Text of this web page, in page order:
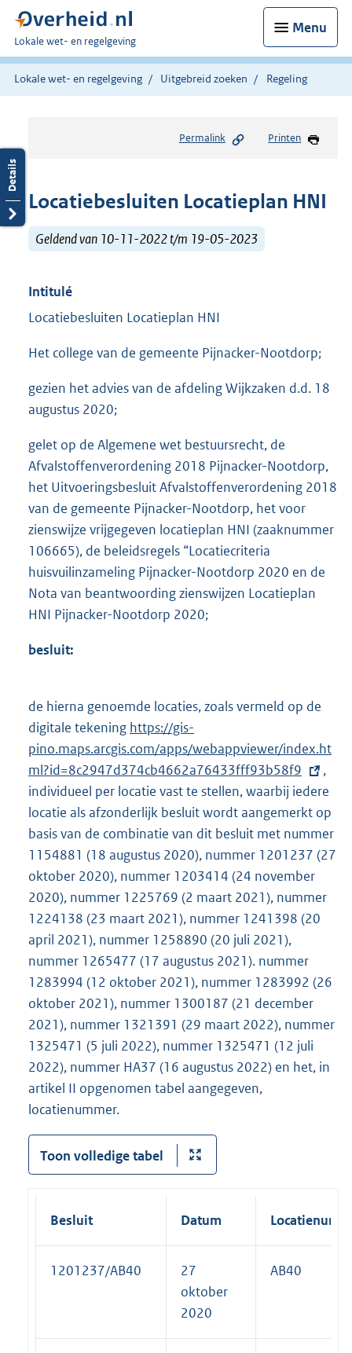
Menu
U
bent
hier:
Lokale wet- en regelgeving
Lokale wet- en regelgeving Uitgebreid zoeken Regeling
Permalink Printen
Locatiebesluiten Locatieplan HNI
Geldend van 10-11-2022 t/m 19-05-2023
Intitulé
Locatiebesluiten Locatieplan HNI
Het college van de gemeente Pijnacker-Nootdorp;
gezien het advies van de afdeling Wijkzaken d.d. 18
augustus 2020;
gelet op de Algemene wet bestuursrecht, de
Afvalstoffenverordening 2018 Pijnacker-Nootdorp,
het Uitvoeringsbesluit Afvalstoffenverordening 2018
van de gemeente Pijnacker-Nootdorp, het voor
zienswijze vrijgegeven locatieplan HNI (zaaknummer
106665), de beleidsregels “Locatiecriteria
huisvuilinzameling Pijnacker-Nootdorp 2020 en de
Nota van beantwoording zienswijzen Locatieplan
HNI Pijnacker-Nootdorp 2020;
besluit:
de hierna genoemde locaties, zoals vermeld op de
digitale tekening E
x
t
e
r
n
e
l
i
n
k
:
https://gis-
pino.maps.arcgis.com/apps/webappviewer/index.ht
ml?id=8c2947d374cb4662a76433fff93b58f9
,
individueel per locatie vast te stellen, waarbij iedere
locatie als afzonderlijk besluit wordt aangemerkt op
basis van de combinatie van dit besluit met nummer
1154881 (18 augustus 2020), nummer 1201237 (27
oktober 2020), nummer 1203414 (24 november
2020), nummer 1225769 (2 maart 2021), nummer
1224138 (23 maart 2021), nummer 1241398 (20
april 2021), nummer 1258890 (20 juli 2021),
nummer 1265477 (17 augustus 2021). nummer
1283994 (12 oktober 2021), nummer 1283992 (26
oktober 2021), nummer 1300187 (21 december
2021), nummer 1321391 (29 maart 2022), nummer
1325471 (5 juli 2022), nummer 1325471 (12 juli
2022), nummer HA37 (16 augustus 2022) en het, in
artikel II opgenomen tabel aangegeven,
locatienummer.
Toon volledige tabel
Besluit Datum
1201237/AB40
27
oktober
2020
AB40